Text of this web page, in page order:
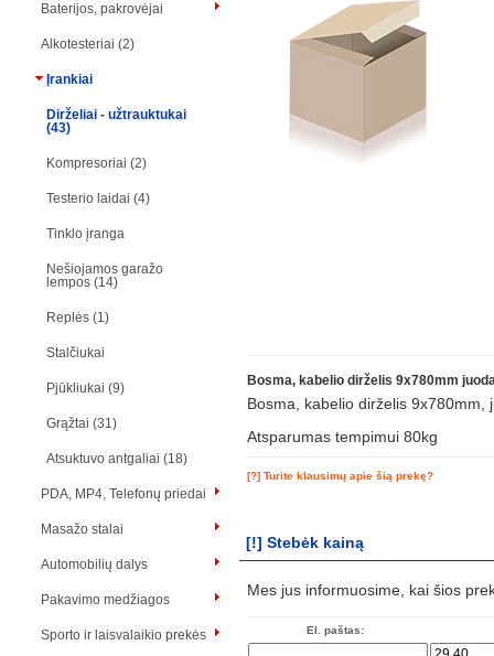
Baterijos, pakrovėjai
Alkotesteriai (2)
Įrankiai
Dirželiai - užtrauktukai
(43)
Kompresoriai (2)
Testerio laidai (4)
Tinklo įranga
Nešiojamos garažo
lempos (14)
Replės (1)
Stalčiukai
Pjūkliukai (9)
Grąžtai (31)
Atsuktuvo antgaliai (18)
PDA, MP4, Telefonų priedai
Masažo stalai
Automobilių dalys
Pakavimo medžiagos
Sporto ir laisvalaikio prekės
Bosma, kabelio dirželis 9x780mm
Bosma, kabelio dirželis 9x780mm,
Atsparumas tempimui 80kg
[?] Turite klausimų apie šią prekę?
[!] Stebėk kainą
Mes jus informuosime, kai šios
El. paštas: